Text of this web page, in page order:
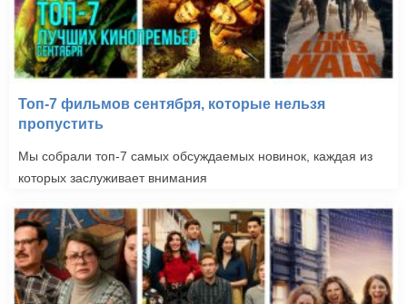
Топ-7 фильмов сентября, которые нельзя
пропустить
Мы собрали топ-7 самых обсуждаемых новинок, каждая из
которых заслуживает внимания